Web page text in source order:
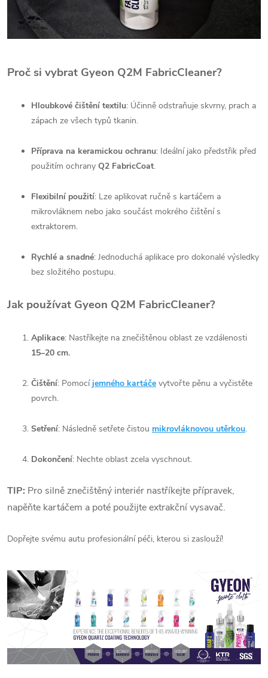
Proč si vybrat Gyeon Q2M FabricCleaner?
Hloubkové čištění textilu: Účinně odstraňuje skvrny, prach a
zápach ze všech typů tkanin.
Příprava na keramickou ochranu: Ideální jako předstřik před
použitím ochrany Q2 FabricCoat.
Flexibilní použití: Lze aplikovat ručně s kartáčem a
mikrovláknem nebo jako součást mokrého čištění s
extraktorem.
Rychlé a snadné: Jednoduchá aplikace pro dokonalé výsledky
bez složitého postupu.
Jak používat Gyeon Q2M FabricCleaner?
Aplikace: Nastříkejte na znečištěnou oblast ze vzdálenosti
15–20 cm.
Čištění: Pomocíjemného kartáče vytvořte pěnu a vyčistěte
povrch.
Setření: Následně setřete čistou mikrovláknovou utěrkou.
Dokončení: Nechte oblast zcela vyschnout.
TIP: Pro silně znečištěný interiér nastříkejte přípravek,
napěňte kartáčem a poté použijte extrakční vysavač.
Dopřejte svému autu profesionální péči, kterou si zaslouží!